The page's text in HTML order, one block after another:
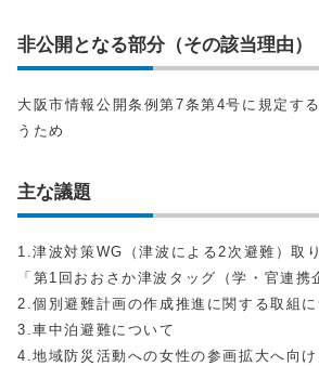
非公開となる部分（その該当理由）
大阪市情報公開条例第7条第4号に規定す
うため
主な議題
1.津波対策WG（津波による2次避難）取
「第1回おおさか津波タッグ（学・官連携
2.個別避難計画の作成推進に関する取組に
3.車中泊避難について
4.地域防災活動への女性の参画拡大へ向